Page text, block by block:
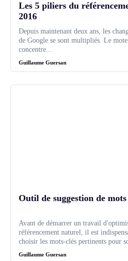
Les 5 piliers du
2016
Depuis maintenant deux ans, les
de Google se sont multipliés. Le
concentre...
Guillaume Guersan
Outil de suggestion de mots
Avant de démarrer un travail
référencement naturel, il est
choisir les mots-clés pertinents pour
Guillaume Guersan